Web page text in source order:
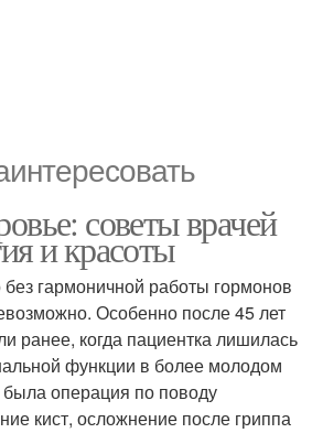
советы врачей
и красоты
гармоничной работы гормонов
Особенно после 45 лет
ранее, когда пациентка лишилась
функции в более молодом
операция по поводу
кист, осложнение после гриппа